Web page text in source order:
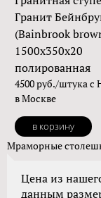
Гранит
(Bainbrook
1500х350х20
полированная
4500 руб./штука с
в Москве
в корзину
Мраморные
Цена из
данным